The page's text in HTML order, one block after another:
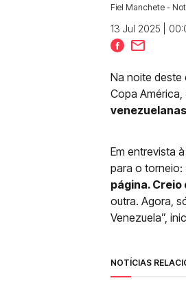
Fiel Manchete -
13 Jul 2025 |
Na noite deste
Copa América,
Em entrevista
para o torneio:
página.
outra. Agora,
Venezuela”,
NOTÍCIAS